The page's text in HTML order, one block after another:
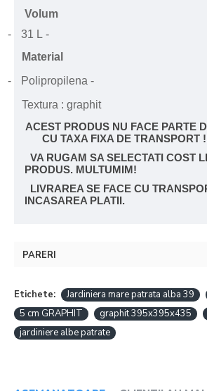
Volum
-
31 L -
Material
-
Polipropilena -
Textura : graphit
ACEST PRODUS NU FACE PARTE
CU TAXA FIXA DE TRANSPORT
VA RUGAM SA SELECTATI COST
PRODUS. MULTUMIM!
LIVRAREA SE FACE CU
INCASAREA PLATII.
PARERI
Etichete: Jardiniera mare patrata alba 39
5 cm GRAPHIT
graphit 395x395x435
jardiniere albe patrate